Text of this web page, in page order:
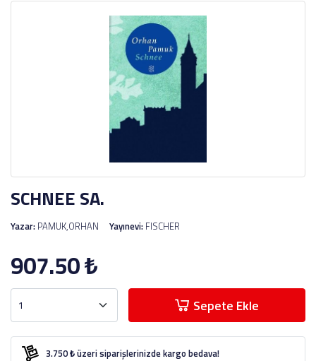
SCHNEE SA.
Yazar: PAMUK,ORHAN Yayınevi: FISCHER
907.50₺
Sepete Ekle
3.750 ₺ üzeri siparişlerinizde kargo bedava!